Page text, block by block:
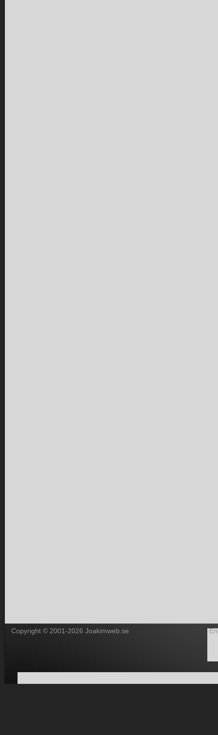
Copyright © 2001-2026 Joakimweb.se